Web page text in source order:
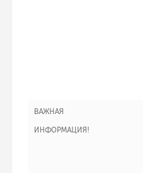
ВАЖНАЯ
ИНФОРМАЦИЯ!